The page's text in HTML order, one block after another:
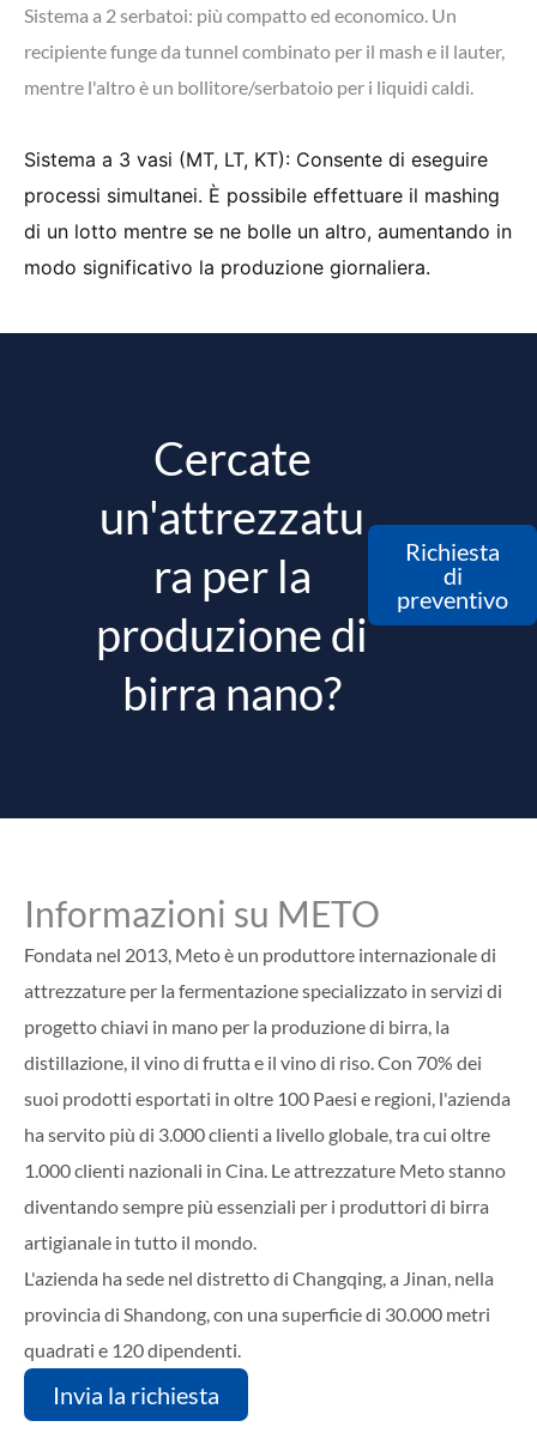
Sistema a 2 serbatoi: più compatto ed economico. Un
recipiente funge da tunnel combinato per il mash e il lauter,
mentre l'altro è un bollitore/serbatoio per i liquidi caldi.
Sistema a 3 vasi (MT, LT, KT): Consente di eseguire
processi simultanei. È possibile effettuare il mashing
di un lotto mentre se ne bolle un altro, aumentando in
modo significativo la produzione giornaliera.
Cercate
un'attrezzatu
ra per la
produzione di
birra nano?
Richiesta
di
preventivo
Informazioni su METO
Fondata nel 2013, Meto è un produttore internazionale di
attrezzature per la fermentazione specializzato in servizi di
progetto chiavi in mano per la produzione di birra, la
distillazione, il vino di frutta e il vino di riso. Con 70% dei
suoi prodotti esportati in oltre 100 Paesi e regioni, l'azienda
ha servito più di 3.000 clienti a livello globale, tra cui oltre
1.000 clienti nazionali in Cina. Le attrezzature Meto stanno
diventando sempre più essenziali per i produttori di birra
artigianale in tutto il mondo.
L'azienda ha sede nel distretto di Changqing, a Jinan, nella
provincia di Shandong, con una superficie di 30.000 metri
quadrati e 120 dipendenti.
Invia la richiesta